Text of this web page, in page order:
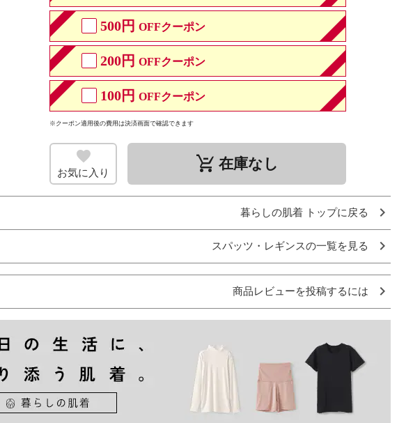
500円 OFFクーポン
200円 OFFクーポン
100円 OFFクーポン
※クーポン適用後の費用は決済画面で確認できます
お気に入り remove_shopping_cart 在庫なし
暮らしの肌着 トップに戻る
スパッツ・レギンスの一覧を見る
商品レビューを投稿するには